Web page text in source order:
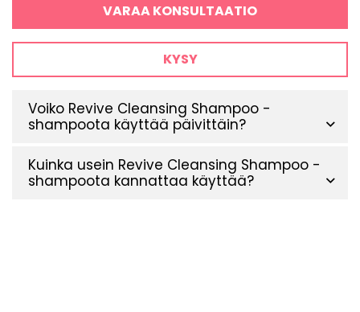
VARAA KONSULTAATIO
KYSY
Voiko Revive Cleansing Shampoo -
shampoota käyttää päivittäin?
Kuinka usein Revive Cleansing Shampoo -
shampoota kannattaa käyttää?